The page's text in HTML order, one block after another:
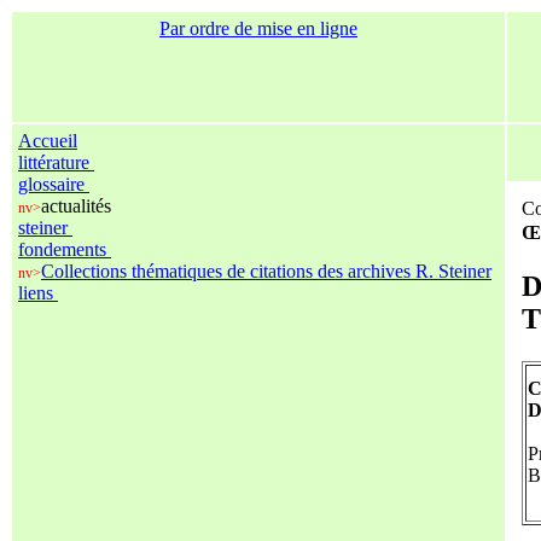
Par ordre de mise en ligne
Accueil
littérature
glossaire
nv>actualités
steiner
fondements
nv>Collections thématiques de citations des archives R. Steiner
liens